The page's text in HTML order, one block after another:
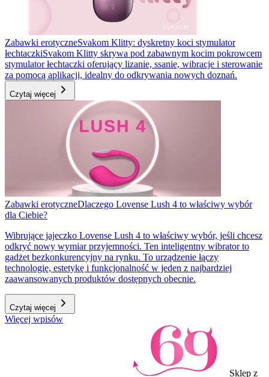
Zabawki erotyczneSvakom Klitty: dyskretny koci stymulator
łechtaczkiSvakom Klitty skrywa pod zabawnym kocim pokrowcem
stymulator łechtaczki oferujący lizanie, ssanie, wibracje i sterowanie
za pomocą aplikacji, idealny do odkrywania nowych doznań.
Czytaj więcej
Zabawki erotyczneDlaczego Lovense Lush 4 to właściwy wybór
dla Ciebie?
Wibrujące jajeczko Lovense Lush 4 to właściwy wybór, jeśli chcesz
odkryć nowy wymiar przyjemności. Ten inteligentny wibrator to
gadżet bezkonkurencyjny na rynku. To urządzenie łączy
technologię, estetykę i funkcjonalność w jeden z najbardziej
zaawansowanych produktów dostępnych obecnie.
Czytaj więcej
Więcej wpisów
Sklep z